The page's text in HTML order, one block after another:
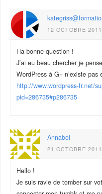
12 OCTOBRE
Ha bonne question !
J’ai eu beau chercher je
WordPress à G+ n’existe
http://www.wordpress-fr.net/
pid=286735#p286735
Annabel
21 OCTOBRE
Hello !
Je suis ravie de tomber sur